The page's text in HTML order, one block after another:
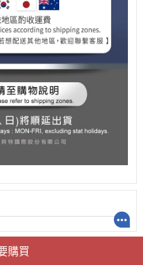
購買